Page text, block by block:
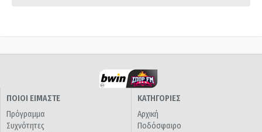
ΠΟΙΟΙ ΕΙΜΑΣΤΕ
Πρόγραμμα
Συχνότητες
ΚΑΤΗΓΟΡΙΕΣ
Αρχική
Ποδόσφαιρο